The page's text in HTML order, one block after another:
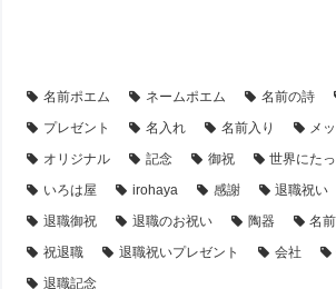
名前ポエム ネームポエム 名前の詩
プレゼント
名入れ 名前入り
メ
オリジナル
記念 御祝 世界にた
いろは屋
irohaya 感謝 退職祝い
退職御祝
退職のお祝い 陶器
名
祝退職
退職祝いプレゼント 会社
退職記念